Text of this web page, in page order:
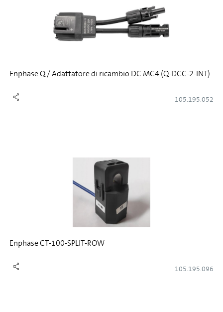
Enphase Q / Adattatore di ricambio DC MC4 (Q-DCC-2-INT)
105.195.052
Enphase CT-100-SPLIT-ROW
105.195.096